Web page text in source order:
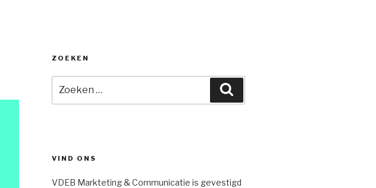
ZOEKEN
naar:
VIND ONS
VDEB Markteting & Communicatie is gevestigd